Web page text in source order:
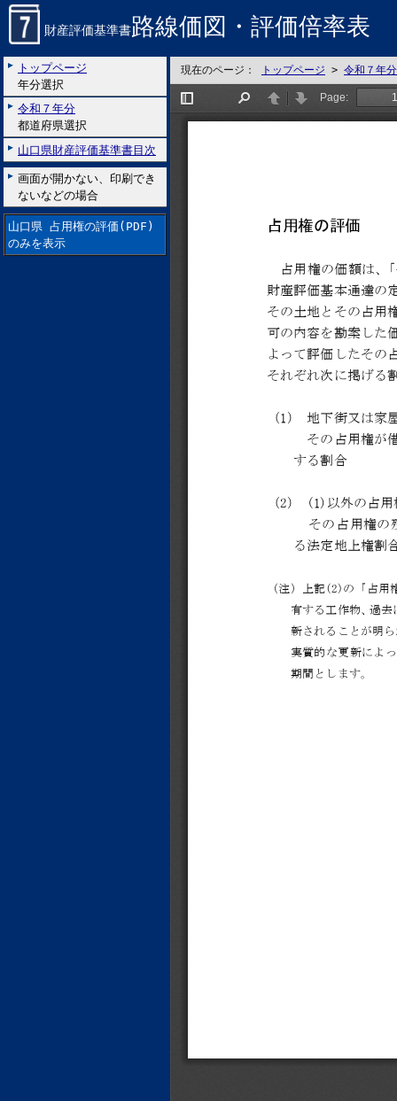
財産評価基準書路線価図・評価倍率表
トップページ
年分選択
令和７年分
都道府県選択
山口県財産評価基準書目次
画面が開かない、印刷でき
ないなどの場合
山口県 占用権の評価(PDF)
のみを表示
現在のページ： トップページ > 令和７年分